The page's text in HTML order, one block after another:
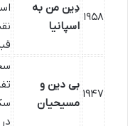
۱۹۵۸
دِین من به
اسپانیا
۱۹۴۷
بی دین و
مسیحیان